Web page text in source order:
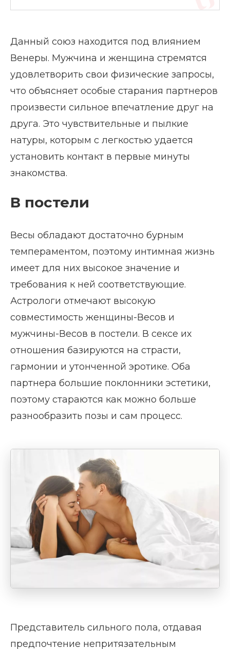
Данный союз находится под влиянием
Венеры. Мужчина и женщина стремятся
удовлетворить свои физические запросы,
что объясняет особые старания партнеров
произвести сильное впечатление друг на
друга. Это чувствительные и пылкие
натуры, которым с легкостью удается
установить контакт в первые минуты
знакомства.
В постели
Весы обладают достаточно бурным
темпераментом, поэтому интимная жизнь
имеет для них высокое значение и
требования к ней соответствующие.
Астрологи отмечают высокую
совместимость женщины-Весов и
мужчины-Весов в постели. В сексе их
отношения базируются на страсти,
гармонии и утонченной эротике. Оба
партнера большие поклонники эстетики,
поэтому стараются как можно больше
разнообразить позы и сам процесс.
Представитель сильного пола, отдавая
предпочтение непритязательным